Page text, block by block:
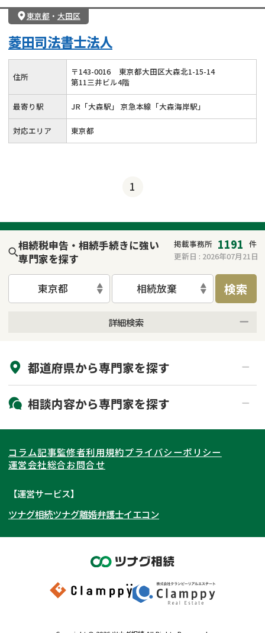
東京都 ・ 大田区
菱田司法書士法人
住所 〒143-0016
東京都大田区大森北1-15-14
第11三井ビル4階
最寄り駅 JR「大森駅」 京急本線「大森海岸駅」
対応エリア 東京都
1
相続税申告・相続手続きに強い
専門家を探す
掲載事務所 1191 件
更新日 : 2026年07月21日
東京都 相続放棄 検索
詳細検索
初回相談無料
土日祝の相談可能
都道府県から専門家を探す
北海道・東北
北海道 青森県
岩手県 宮城県
秋田県
福島県
関東
東京都 神奈川県
埼玉県
茨城県 群馬県
東海
愛知県
岐阜県 山梨県
関西
大阪府 京都府
奈良県
和歌山県
北陸・甲信越
石川県
富山県
岡山県
九州・沖縄
相談内容から専門家を探す
相続登記
遺産分割
相続手続き
家族信託
成年後見・任意後見
相続財産調査
不動産評価(相続不動産)
相続トラブル
コラム記事監修者利用規約プライバシーポリシー
運営会社総合お問合せ
【運営サービス】
ツナグ相続ツナグ離婚弁護士イエコン